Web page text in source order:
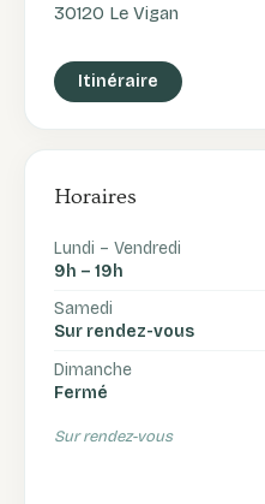
30120 Le Vigan
Itinéraire
Horaires
Lundi – Vendredi
9h – 19h
Samedi
Sur rendez-vous
Dimanche
Fermé
Sur rendez-vous